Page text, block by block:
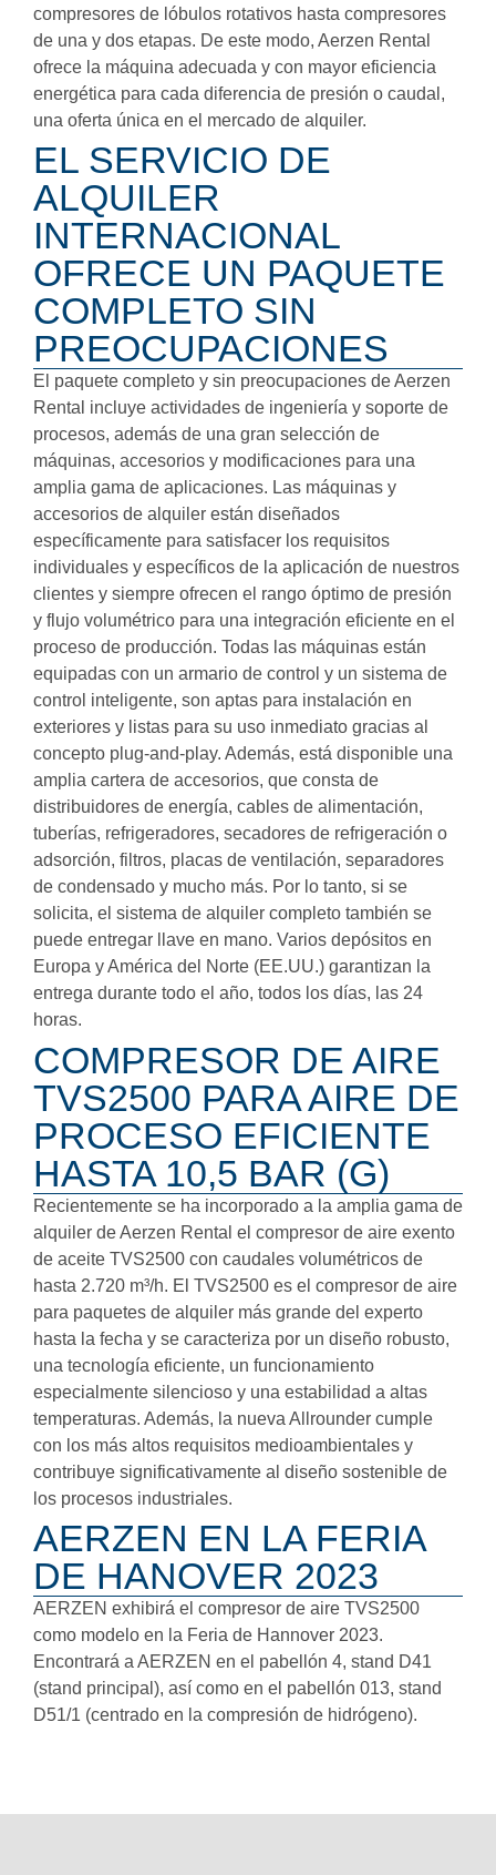
compresores de lóbulos rotativos hasta compresores
de una y dos etapas. De este modo, Aerzen Rental
ofrece la máquina adecuada y con mayor eficiencia
energética para cada diferencia de presión o caudal,
una oferta única en el mercado de alquiler.
EL SERVICIO DE
ALQUILER
INTERNACIONAL
OFRECE UN PAQUETE
COMPLETO SIN
PREOCUPACIONES
El paquete completo y sin preocupaciones de Aerzen
Rental incluye actividades de ingeniería y soporte de
procesos, además de una gran selección de
máquinas, accesorios y modificaciones para una
amplia gama de aplicaciones. Las máquinas y
accesorios de alquiler están diseñados
específicamente para satisfacer los requisitos
individuales y específicos de la aplicación de nuestros
clientes y siempre ofrecen el rango óptimo de presión
y flujo volumétrico para una integración eficiente en el
proceso de producción. Todas las máquinas están
equipadas con un armario de control y un sistema de
control inteligente, son aptas para instalación en
exteriores y listas para su uso inmediato gracias al
concepto plug-and-play. Además, está disponible una
amplia cartera de accesorios, que consta de
distribuidores de energía, cables de alimentación,
tuberías, refrigeradores, secadores de refrigeración o
adsorción, filtros, placas de ventilación, separadores
de condensado y mucho más. Por lo tanto, si se
solicita, el sistema de alquiler completo también se
puede entregar llave en mano. Varios depósitos en
Europa y América del Norte (EE.UU.) garantizan la
entrega durante todo el año, todos los días, las 24
horas.
COMPRESOR DE AIRE
TVS2500 PARA AIRE DE
PROCESO EFICIENTE
HASTA 10,5 BAR (G)
Recientemente se ha incorporado a la amplia gama de
alquiler de Aerzen Rental el compresor de aire exento
de aceite TVS2500 con caudales volumétricos de
hasta 2.720 m³/h. El TVS2500 es el compresor de aire
para paquetes de alquiler más grande del experto
hasta la fecha y se caracteriza por un diseño robusto,
una tecnología eficiente, un funcionamiento
especialmente silencioso y una estabilidad a altas
temperaturas. Además, la nueva Allrounder cumple
con los más altos requisitos medioambientales y
contribuye significativamente al diseño sostenible de
los procesos industriales.
AERZEN EN LA FERIA
DE HANOVER 2023
AERZEN exhibirá el compresor de aire TVS2500
como modelo en la Feria de Hannover 2023.
Encontrará a AERZEN en el pabellón 4, stand D41
(stand principal), así como en el pabellón 013, stand
D51/1 (centrado en la compresión de hidrógeno).